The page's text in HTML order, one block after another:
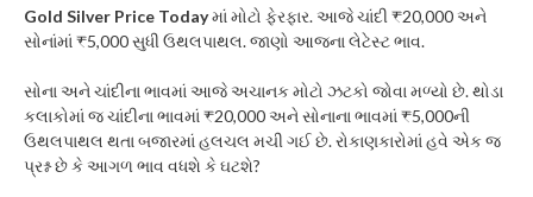
Gold Silver Price Todayમાં મોટો ફેરફાર. આજે ચાંદી ₹20,000 અને
સોનાંમાં ₹5,000 સુધી ઉથલપાથલ. જાણો આજના લેટેસ્ટ ભાવ.
સોના અને ચાંદીના ભાવમાં આજે અચાનક મોટો ઝટકો જોવા મળ્યો છે. થોડા
કલાકોમાં જ ચાંદીના ભાવમાં ₹20,000 અને સોનાના ભાવમાં ₹5,000ની
ઉથલપાથલ થતા બજારમાં હલચલ મચી ગઈ છે. રોકાણકારોમાં હવે એક જ
પ્રશ્ન છે કે આગળ ભાવ વધશે કે ઘટશે?